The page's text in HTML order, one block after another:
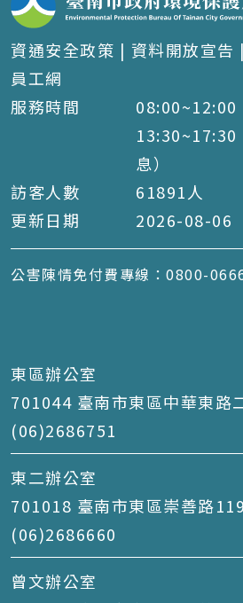
資通安全政策 | 資料開放宣告 |
員工網
服務時間
08:00~12:00
13:30~17:30
息）
訪客人數
61891 人
更新日期
2026-08-06
公害陳情免付費專線：0800-
東區辦公室
701044 臺南市東區中華東路
(06)2686751
東二辦公室
701018 臺南市東區崇善路
(06)2686660
曾文辦公室